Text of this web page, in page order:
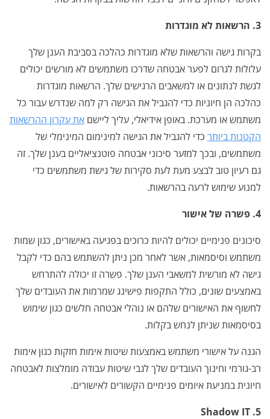
3. הרשאות לא מוגדרות
בקרות גישה והרשאות שלא מוגדרות כהלכה בסביבת הענן שלך
עלולות לגרום לפער אבטחה שדרכו משתמשים לא מורשים יכולים
לגשת לנתונים או למשאבים הרגישים שלך. הרשאות מוגדרות
כהלכה הן חיוניות כדי להגביל את הגישה רק למה שנדרש עבור כל
משתמש או מערכת. באופן אידיאלי, עליך ליישם את עקרון ההרשאות
הקטנות ביותר כדי להגביל את הגישה למינימום המינימלי של
משתמשים, ובכך למזער סיכוני אבטחה פוטנציאליים בענן שלך. זה
גם רעיון טוב לבצע מעת לעת סקירות של גישת משתמשים כדי
למנוע שימוש לרעה בהרשאות.
4. פשרה של אישור
סיכונים פנימיים יכולים להיות כרוכים בפגיעה באישורים, כגון שמות
משתמש וסיסמאות, אשר לאחר מכן ניתן להשתמש בהם כדי לקבל
גישה לא מורשית למשאבי הענן שלך. פשרה זו יכולה להתרחש
באמצעים שונים, כולל התקפות פישינג שמרמות את העובדים שלך
לחשוף את האישורים שלהם או נוהלי אבטחה חלשים כגון שימוש
בסיסמאות שניתן לנחש בקלות.
הגנה על אישורי משתמש באמצעות שיטות אימות חזקות כגון אימות
רב-גורמי וחינוך העובדים שלך לגבי שיטות עבודה מומלצות לאבטחה
חיונית במניעת איומים פנימיים הקשורים לאישורים.
5. Shadow IT